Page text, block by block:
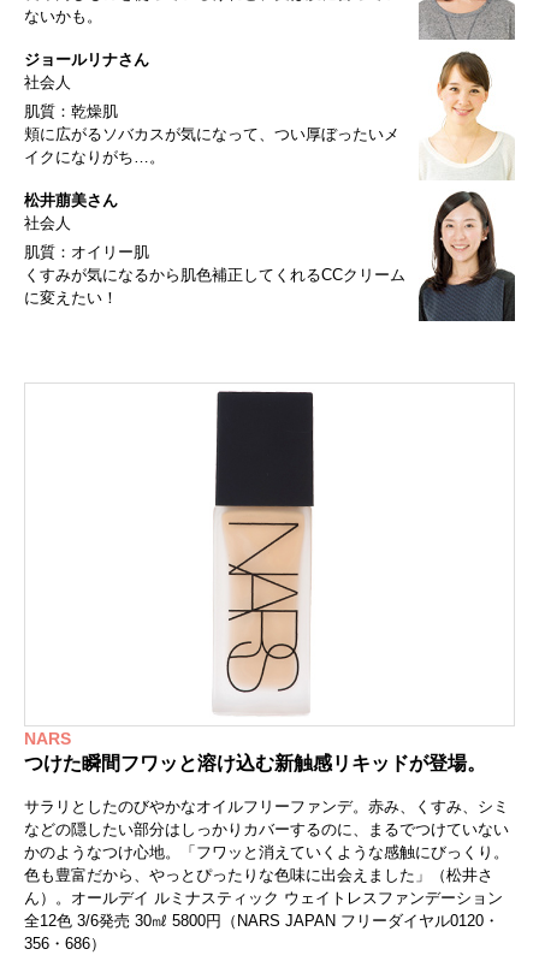
ないかも。
ジョールリナさん
社会人
肌質：乾燥肌
頬に広がるソバカスが気になって、つい厚ぼったいメ
イクになりがち…。
松井萠美さん
社会人
肌質：オイリー肌
くすみが気になるから肌色補正してくれるCCクリーム
に変えたい！
NARS
つけた瞬間フワッと溶け込む新触感リキッドが登場。
サラリとしたのびやかなオイルフリーファンデ。赤み、くすみ、シミ
などの隠したい部分はしっかりカバーするのに、まるでつけていない
かのようなつけ心地。「フワッと消えていくような感触にびっくり。
色も豊富だから、やっとぴったりな色味に出会えました」（松井さ
ん）。オールデイ ルミナスティック ウェイトレスファンデーション
全12色 3/6発売 30㎖ 5800円（NARS JAPAN フリーダイヤル0120・
356・686）